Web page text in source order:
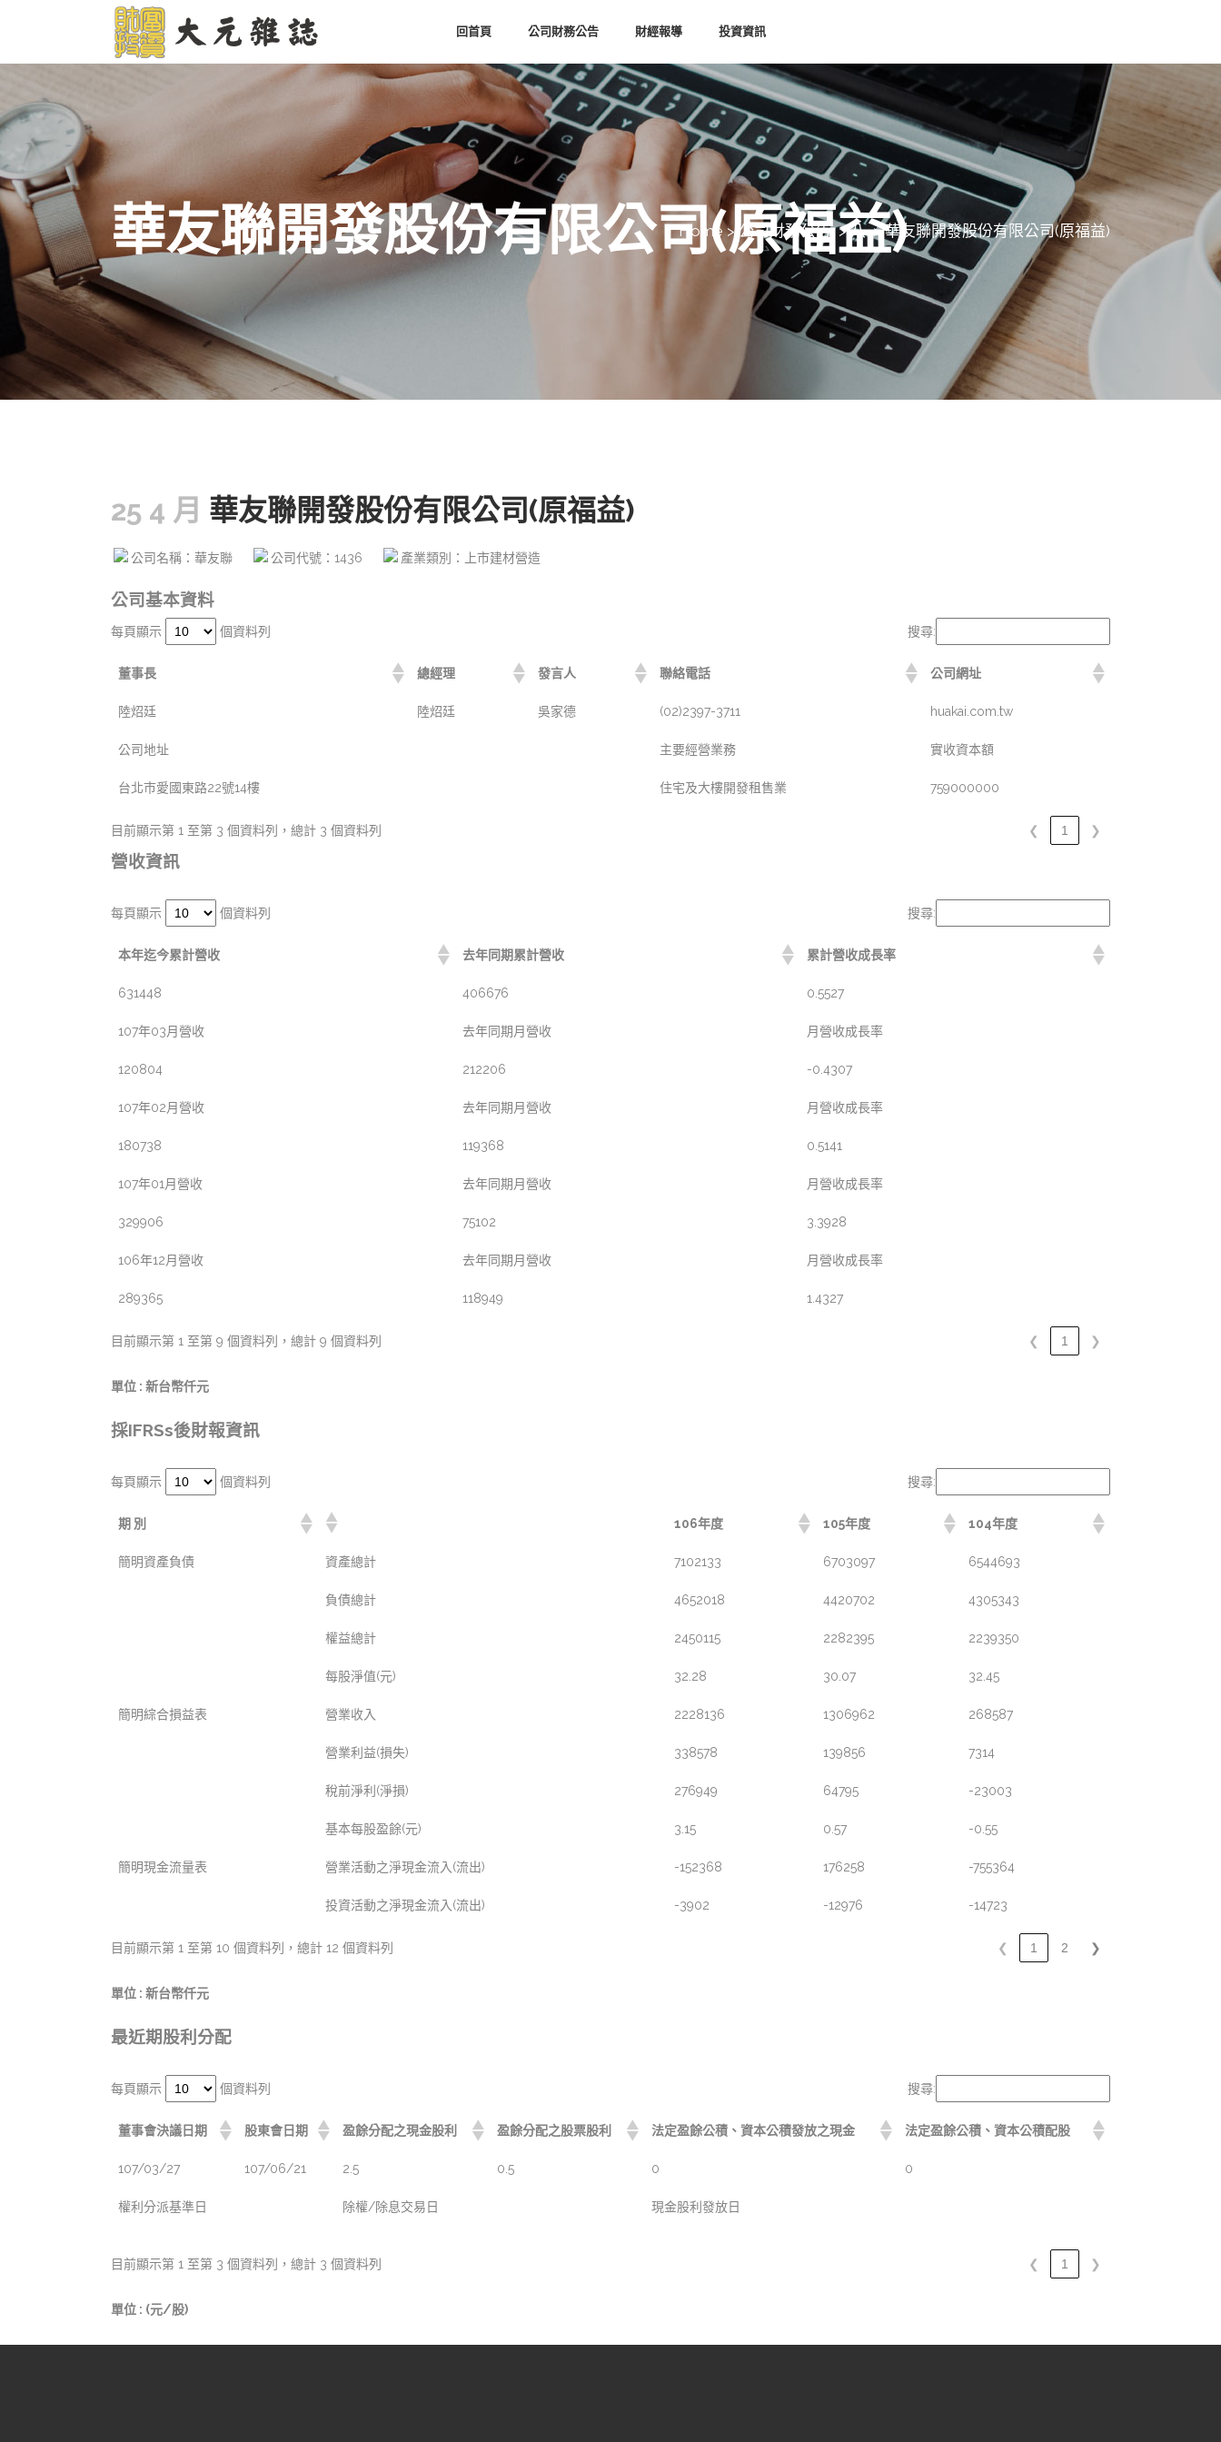
回首頁 公司財務公告 財經報導 投資資訊
華友聯開發股份有限公司(原福益)
Home> 公司財務公告 > 八 >華友聯開發股份有限公司(原福益)
25 4 月 華友聯開發股份有限公司(原福益)
公司名稱：華友聯 公司代號：1436 產業類別：上市建材營造
公司基本資料
每頁顯示 個資料列 搜尋:
董事長 總經理 發言人 聯絡電話 公司網址
陸炤廷 陸炤廷 吳家德 (02)2397-3711 huakai.com.tw
公司地址 主要經營業務 實收資本額
台北巿愛國東路22號14樓 住宅及大樓開發租售業 759000000
目前顯示第 1 至第 3 個資料列，總計 3 個資料列 ❮ 1 ❯
營收資訊
每頁顯示 個資料列 搜尋:
本年迄今累計營收 去年同期累計營收 累計營收成長率
631448 406676 0.5527
107年03月營收 去年同期月營收 月營收成長率
120804 212206 -0.4307
107年02月營收 去年同期月營收 月營收成長率
180738 119368 0.5141
107年01月營收 去年同期月營收 月營收成長率
329906 75102 3.3928
106年12月營收 去年同期月營收 月營收成長率
289365 118949 1.4327
目前顯示第 1 至第 9 個資料列，總計 9 個資料列 ❮ 1 ❯
單位 : 新台幣仟元
採IFRSs後財報資訊
每頁顯示 個資料列 搜尋:
期 別 106年度 105年度 104年度
簡明資產負債 資產總計 7102133 6703097 6544693
負債總計 4652018 4420702 4305343
權益總計 2450115 2282395 2239350
每股淨值(元) 32.28 30.07 32.45
簡明綜合損益表 營業收入 2228136 1306962 268587
營業利益(損失) 338578 139856 7314
稅前淨利(淨損) 276949 64795 -23003
基本每股盈餘(元) 3.15 0.57 -0.55
簡明現金流量表 營業活動之淨現金流入(流出) -152368 176258 -755364
投資活動之淨現金流入(流出) -3902 -12976 -14723
目前顯示第 1 至第 10 個資料列，總計 12 個資料列 ❮ 1 2 ❯
單位 : 新台幣仟元
最近期股利分配
每頁顯示 個資料列 搜尋:
董事會決議日期 股東會日期 盈餘分配之現金股利 盈餘分配之股票股利 法定盈餘公積、資本公積發放之現金 法定盈餘公積、資本公積配股
107/03/27 107/06/21 2.5 0.5 0 0
權利分派基準日 除權/除息交易日 現金股利發放日
目前顯示第 1 至第 3 個資料列，總計 3 個資料列 ❮ 1 ❯
單位 : (元/股)